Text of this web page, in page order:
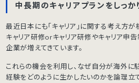
中長期のキャリアプランをしっか
最近日本にも「キャリア」に関する考え方が
キャリア研修orキャリア研修やキャリア申
企業が増えてきています。
これらの機会を利用し、なぜ自分が海外に
経験をどのように生かしたいのかを論理立